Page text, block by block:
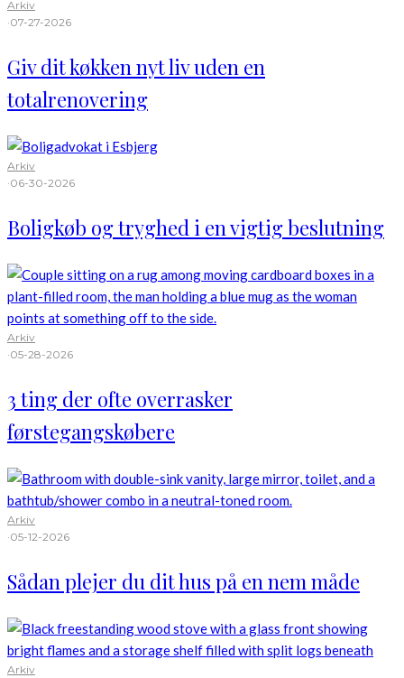
Arkiv
·07-27-2026
Giv dit køkken nyt liv uden en
totalrenovering
Arkiv
·06-30-2026
Boligkøb og tryghed i en vigtig beslutning
Arkiv
·05-28-2026
3 ting der ofte overrasker
førstegangskøbere
Arkiv
·05-12-2026
Sådan plejer du dit hus på en nem måde
Arkiv